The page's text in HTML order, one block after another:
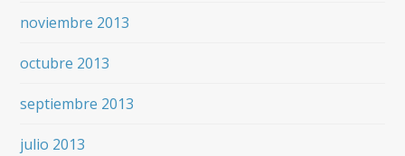
noviembre 2013
octubre 2013
septiembre 2013
julio 2013